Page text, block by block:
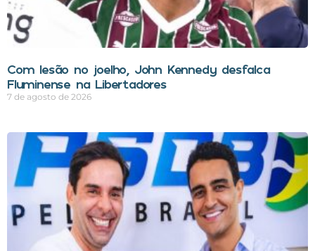
Com lesão no joelho, John Kennedy desfalca
Fluminense na Libertadores
7 de agosto de 2026